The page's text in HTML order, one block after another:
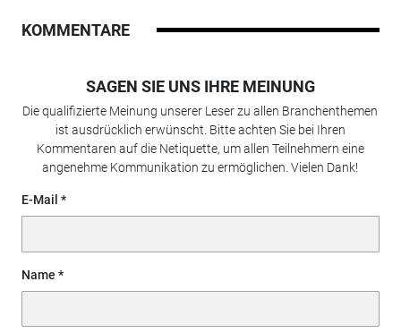
KOMMENTARE
SAGEN SIE UNS IHRE MEINUNG
Die qualifizierte Meinung unserer Leser zu allen Branchenthemen
ist ausdrücklich erwünscht. Bitte achten Sie bei Ihren
Kommentaren auf die Netiquette, um allen Teilnehmern eine
angenehme Kommunikation zu ermöglichen. Vielen Dank!
E-Mail
Name